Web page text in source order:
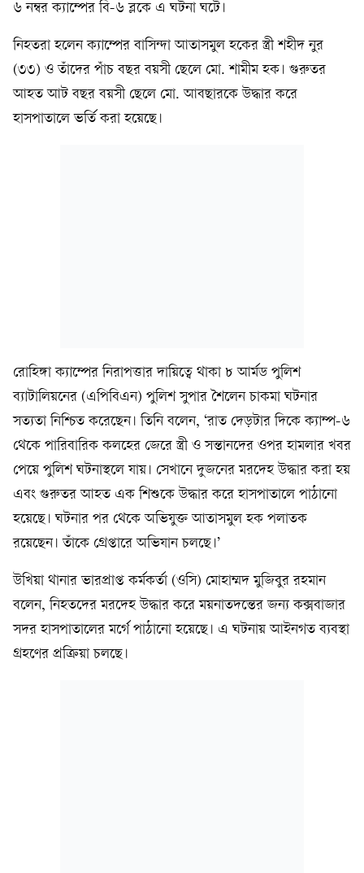
৬ নম্বর ক্যাম্পের বি-৬ ব্লকে এ ঘটনা ঘটে।
নিহতরা হলেন ক্যাম্পের বাসিন্দা আতাসমুল হকের স্ত্রী শহীদ নুর
(৩৩) ও তাঁদের পাঁচ বছর বয়সী ছেলে মো. শামীম হক। গুরুতর
আহত আট বছর বয়সী ছেলে মো. আবছারকে উদ্ধার করে
হাসপাতালে ভর্তি করা হয়েছে।
রোহিঙ্গা ক্যাম্পের নিরাপত্তার দায়িত্বে থাকা ৮ আর্মড পুলিশ
ব্যাটালিয়নের (এপিবিএন) পুলিশ সুপার শৈলেন চাকমা ঘটনার
সত্যতা নিশ্চিত করেছেন। তিনি বলেন, ‘রাত দেড়টার দিকে ক্যাম্প-৬
থেকে পারিবারিক কলহের জেরে স্ত্রী ও সন্তানদের ওপর হামলার খবর
পেয়ে পুলিশ ঘটনাস্থলে যায়। সেখানে দুজনের মরদেহ উদ্ধার করা হয়
এবং গুরুতর আহত এক শিশুকে উদ্ধার করে হাসপাতালে পাঠানো
হয়েছে। ঘটনার পর থেকে অভিযুক্ত আতাসমুল হক পলাতক
রয়েছেন। তাঁকে গ্রেপ্তারে অভিযান চলছে।’
উখিয়া থানার ভারপ্রাপ্ত কর্মকর্তা (ওসি) মোহাম্মদ মুজিবুর রহমান
বলেন, নিহতদের মরদেহ উদ্ধার করে ময়নাতদন্তের জন্য কক্সবাজার
সদর হাসপাতালের মর্গে পাঠানো হয়েছে। এ ঘটনায় আইনগত ব্যবস্থা
গ্রহণের প্রক্রিয়া চলছে।